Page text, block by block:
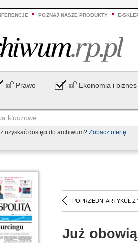
POZNAJ NASZE PRODUKTY E-
Prawo Ekonomia i biznes
uzyskać dostęp do archiwum? Zobacz ofertę
POPRZEDNI ARTYKUŁ Z
Już